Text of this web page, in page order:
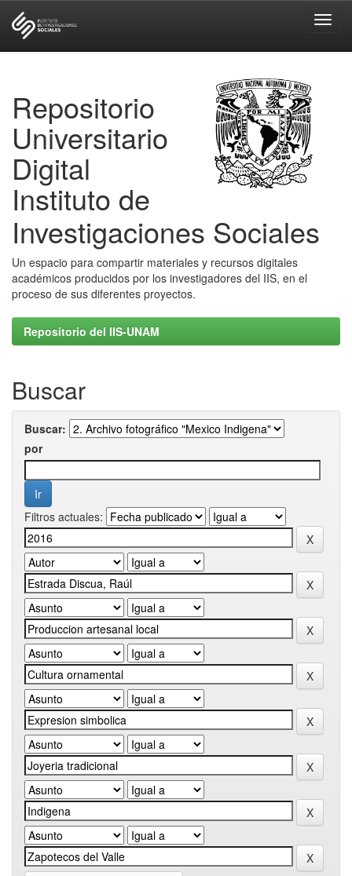
Repositorio
Universitario
Digital
Instituto de
Investigaciones Sociales
Un espacio para compartir materiales y recursos digitales
académicos producidos por los investigadores del IIS, en el
proceso de sus diferentes proyectos.
Repositorio del IIS-UNAM
Buscar
Buscar:
por
Filtros actuales: